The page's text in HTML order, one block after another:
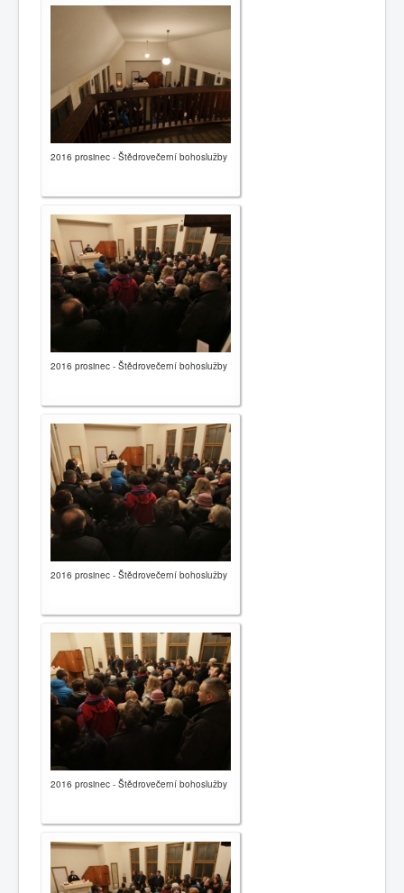
2016 prosinec - Štědrovečerní bohoslužby
2016 prosinec - Štědrovečerní bohoslužby
2016 prosinec - Štědrovečerní bohoslužby
2016 prosinec - Štědrovečerní bohoslužby